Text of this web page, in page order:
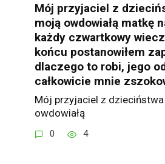
Mój przyjaciel z
moją owdowiałą matkę
każdy czwartkowy
końcu postanowiłem
dlaczego to robi, jego
całkowicie mnie
Mój przyjaciel z dzieciństwa
owdowiałą
0 4